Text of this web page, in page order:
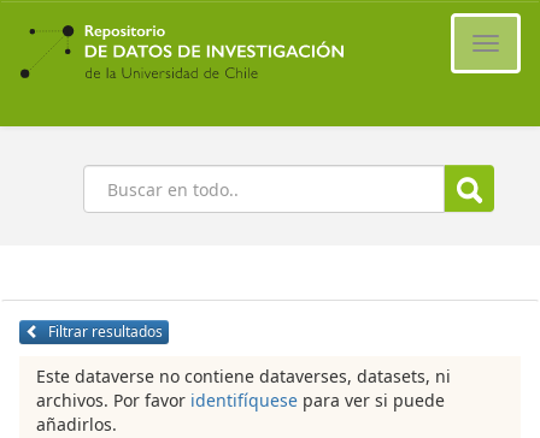
Ir
contenido
principal
Buscar
Filtrar resultados
Este dataverse no contiene dataverses, datasets, ni
archivos. Por favor identifíquese para ver si puede
añadirlos.